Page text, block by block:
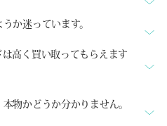
か迷っています。
高く買い取ってもらえます
物かどうか分かりません。